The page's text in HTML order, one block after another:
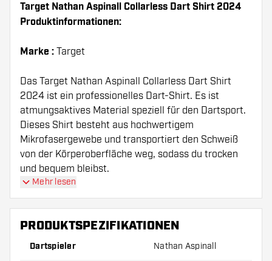
Target Nathan Aspinall Collarless Dart Shirt 2024
Produktinformationen:
Marke : Target
Das Target Nathan Aspinall Collarless Dart Shirt
2024 ist ein professionelles Dart-Shirt. Es ist
atmungsaktives Material speziell für den Dartsport.
Dieses Shirt besteht aus hochwertigem
Mikrofasergewebe und transportiert den Schweiß
von der Körperoberfläche weg, sodass du trocken
und bequem bleibst.
Mehr lesen
PRODUKTSPEZIFIKATIONEN
Dartspieler Nathan Aspinall